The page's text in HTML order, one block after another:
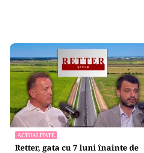
ACTUALITATE
Retter, gata cu 7 luni înainte de